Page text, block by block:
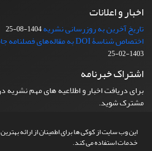
این وب سایت از کوکی ها برای اطمینان از ارائه بهترین
خدمات استفاده می کند.
اخبار و اعلانات
تاریخ آخرین به روزرسانی نشریه1404-08-25
اختصاص شناسۀ DOI به مقاله‌های فصلنامه جامعه، فرهنگ و رسانه
1403-02-25
اشتراک خبرنامه
برای دریافت اخبار و اطلاعیه های مهم نشریه
مشترک شوید.